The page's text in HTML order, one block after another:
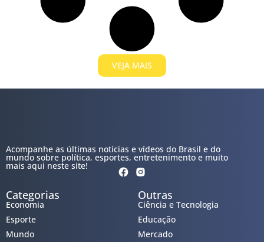
VEJA MAIS
Acompanhe as últimas notícias e vídeos do Brasil e do
mundo sobre política, esportes, entretenimento e muito
mais aqui neste site!
Categorias
Economia
Esporte
Mundo
Outras
Ciência e Tecnologia
Educação
Mercado